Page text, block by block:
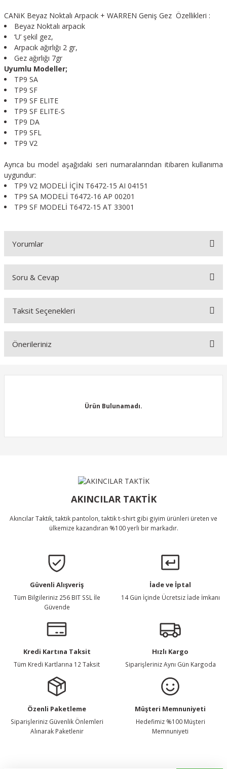
CANiK Beyaz Noktalı Arpacık + WARREN Geniş Gez Özellikleri :
Beyaz Noktalı arpacık
‘U’ şekil gez,
Arpacık ağırlığı 2 gr,
Gez ağırlığı 7gr
Uyumlu Modeller;
TP9 SA
TP9 SF
TP9 SF ELITE
TP9 SF ELITE-S
TP9 DA
TP9 SFL
TP9 V2
Ayrıca bu model aşağıdaki seri numaralarından itibaren kullanıma
uygundur:
TP9 V2 MODELİ İÇİN T6472-15 AI 04151
TP9 SA MODELİ T6472-16 AP 00201
TP9 SF MODELİ T6472-15 AT 33001
Yorumlar
Bu ürüne ilk yorumu siz yapın!
Soru & Cevap
Ürün hakkında henüz soru sorulmamış.
Taksit Seçenekleri
Önerileriniz
Görüş ve önerileriniz için teşekkür ederiz.
Ürün fiyatı diğer sitelerden daha pahalı.
Bu ürüne benzer farklı alternatifler olmalı.
Ürün Bulunamadı.
Ürün Bulunamadı.
AKINCILAR TAKTİK
Akıncılar Taktik, taktik pantolon, taktik t-shirt gibi giyim ürünleri üreten ve
ülkemize kazandıran %100 yerli bir markadır.
Güvenli Alışveriş
Tüm Bilgileriniz 256 BIT SSL İle
Güvende
İade ve İptal
14 Gün İçinde Ücretsiz İade İmkanı
Kredi Kartına Taksit
Tüm Kredi Kartlarına 12 Taksit
Hızlı Kargo
Siparişleriniz Aynı Gün Kargoda
Özenli Paketleme
Siparişleriniz Güvenlik Önlemleri
Alınarak Paketlenir
Müşteri Memnuniyeti
Hedefimiz %100 Müşteri
Memnuniyeti